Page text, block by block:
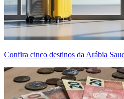
Confira cinco destinos da Arábia